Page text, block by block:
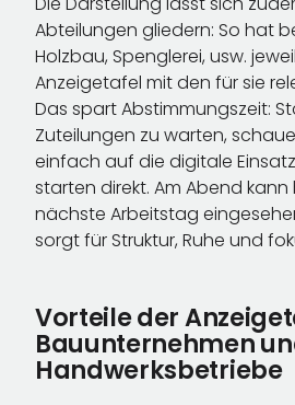
Abteilungen gliedern: So hat
Holzbau, Spenglerei, usw.
Anzeigetafel mit den für sie
Das spart Abstimmungszeit:
Zuteilungen zu warten,
einfach auf die digitale
starten direkt. Am Abend
nächste Arbeitstag
sorgt für Struktur, Ruhe und
Vorteile der
Bauunternehmen
Handwerksbetriebe